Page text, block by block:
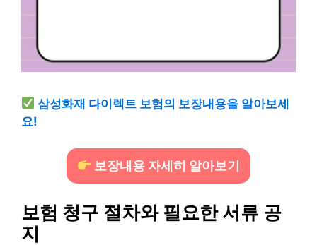
삼성화재 다이렉트 보험의 보장내용을 알아보세
요!
보장내용 자세히 알아보기
보험 청구 절차와 필요한 서류 공
지